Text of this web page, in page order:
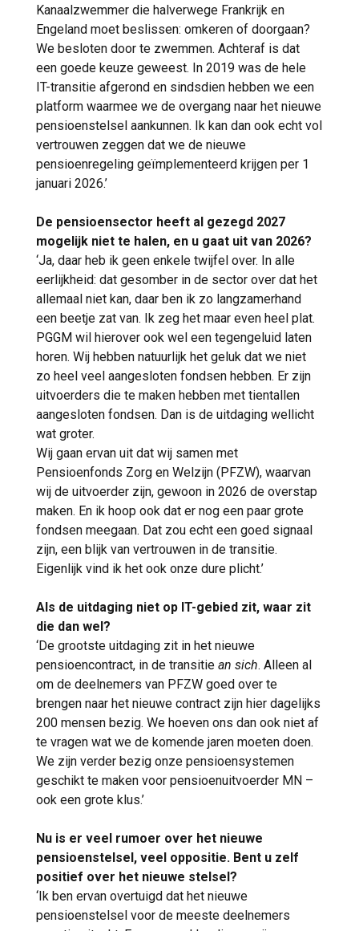
Kanaalzwemmer die halverwege Frankrijk en
Engeland moet beslissen: omkeren of doorgaan?
We besloten door te zwemmen. Achteraf is dat
een goede keuze geweest. In 2019 was de hele
IT-transitie afgerond en sindsdien hebben we een
platform waarmee we de overgang naar het nieuwe
pensioenstelsel aankunnen. Ik kan dan ook echt vol
vertrouwen zeggen dat we de nieuwe
pensioenregeling geïmplementeerd krijgen per 1
januari 2026.’
De pensioensector heeft al gezegd 2027
mogelijk niet te halen, en u gaat uit van 2026?
‘Ja, daar heb ik geen enkele twijfel over. In alle
eerlijkheid: dat gesomber in de sector over dat het
allemaal niet kan, daar ben ik zo langzamerhand
een beetje zat van. Ik zeg het maar even heel plat.
PGGM wil hierover ook wel een tegengeluid laten
horen. Wij hebben natuurlijk het geluk dat we niet
zo heel veel aangesloten fondsen hebben. Er zijn
uitvoerders die te maken hebben met tientallen
aangesloten fondsen. Dan is de uitdaging wellicht
wat groter.
Wij gaan ervan uit dat wij samen met
Pensioenfonds Zorg en Welzijn (PFZW), waarvan
wij de uitvoerder zijn, gewoon in 2026 de overstap
maken. En ik hoop ook dat er nog een paar grote
fondsen meegaan. Dat zou echt een goed signaal
zijn, een blijk van vertrouwen in de transitie.
Eigenlijk vind ik het ook onze dure plicht.’
Als de uitdaging niet op IT-gebied zit, waar zit
die dan wel?
‘De grootste uitdaging zit in het nieuwe
pensioencontract, in de transitie an sich. Alleen al
om de deelnemers van PFZW goed over te
brengen naar het nieuwe contract zijn hier dagelijks
200 mensen bezig. We hoeven ons dan ook niet af
te vragen wat we de komende jaren moeten doen.
We zijn verder bezig onze pensioensystemen
geschikt te maken voor pensioenuitvoerder MN –
ook een grote klus.’
Nu is er veel rumoer over het nieuwe
pensioenstelsel, veel oppositie. Bent u zelf
positief over het nieuwe stelsel?
‘Ik ben ervan overtuigd dat het nieuwe
pensioenstelsel voor de meeste deelnemers